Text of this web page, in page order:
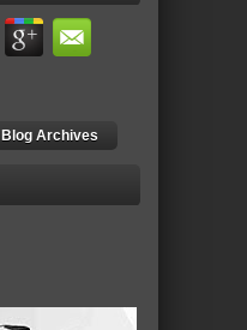
Blog Archives